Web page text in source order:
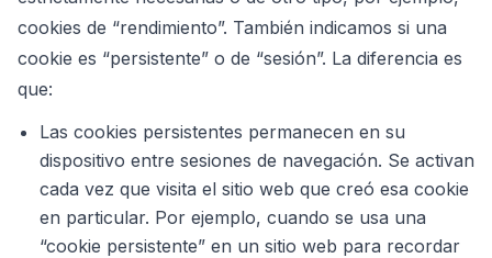
cookies de “rendimiento”. También indicamos si una
cookie es “persistente” o de “sesión”. La diferencia es
que:
Las cookies persistentes permanecen en su
dispositivo entre sesiones de navegación. Se activan
cada vez que visita el sitio web que creó esa cookie
en particular. Por ejemplo, cuando se usa una
“cookie persistente” en un sitio web para recordar